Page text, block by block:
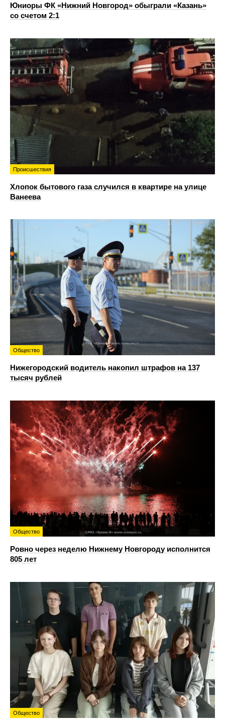
Юниоры ФК «Нижний Новгород» обыграли «Казань»
со счетом 2:1
Происшествия
Хлопок бытового газа случился в квартире на улице
Ванеева
Общество
Нижегородский водитель накопил штрафов на 137
тысяч рублей
Общество
Ровно через неделю Нижнему Новгороду исполнится
805 лет
Общество